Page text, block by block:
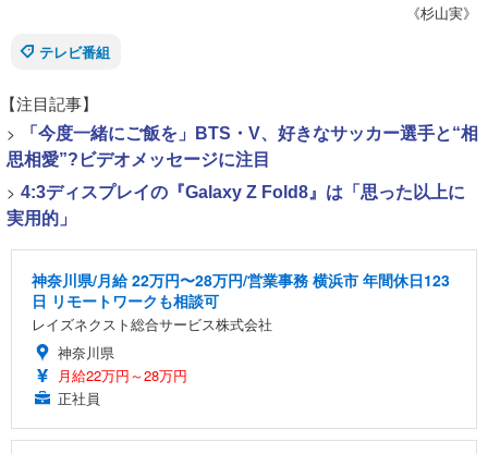
《杉山実》
テレビ番組
【注目記事】
>
「今度一緒にご飯を」BTS・V、好きなサッカー選手と“相
思相愛”?ビデオメッセージに注目
> 4:3ディスプレイの『Galaxy Z Fold8』は「思った以上に
実用的」
神奈川県/月給 22万円〜28万円/営業事務 横浜市 年間休日123
日 リモートワークも相談可
レイズネクスト総合サービス株式会社
神奈川県
月給22万円～28万円
正社員